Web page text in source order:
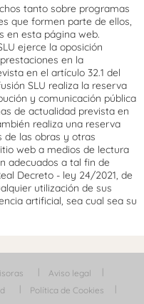
tanto sobre programas
que formen parte de ellos,
en esta página web.
ejerce la oposición
en la
en el artículo 32.1 del
SLU realiza la reserva
y comunicación pública
de actualidad prevista en
realiza una reserva
de las obras y otras
web a medios de lectura
adecuados a tal fin de
Decreto - ley 24/2021, de
utilización de sus
artificial, sea cual sea su
Aviso legal
Política de Cookies